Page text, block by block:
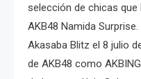
selección de chicas
AKB48 Namida
Akasaba Blitz el 8 julio
de AKB48 como